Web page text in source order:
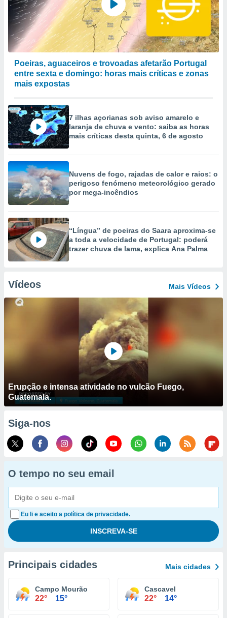
Poeiras, aguaceiros e trovoadas afetarão Portugal
entre sexta e domingo: horas mais críticas e zonas
mais expostas
7 ilhas açorianas sob aviso amarelo e
laranja de chuva e vento: saiba as horas
mais críticas desta quinta, 6 de agosto
Nuvens de fogo, rajadas de calor e raios: o
perigoso fenómeno meteorológico gerado
por mega-incêndios
“Língua” de poeiras do Saara aproxima-se
a toda a velocidade de Portugal: poderá
trazer chuva de lama, explica Ana Palma
Vídeos Mais Vídeos
Erupção e intensa atividade no vulcão Fuego,
Guatemala.
Siga-nos
O tempo no seu email
Eu li e aceito a política de privacidade.
Principais cidades Mais cidades
Campo Mourão
22° 15°
Cascavel
22° 14°